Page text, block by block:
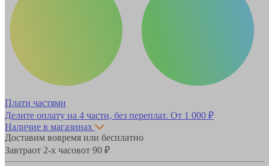
Плати частями
Делите оплату на 4 части, без переплат. От 1 000 ₽
Наличие в магазинах
Доставим вовремя или бесплатно
Завтраот 2-х часовот 90 ₽